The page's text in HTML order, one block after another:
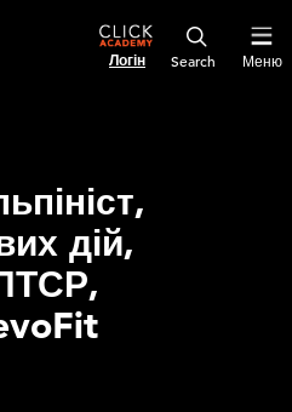
Логін Меню
дій,